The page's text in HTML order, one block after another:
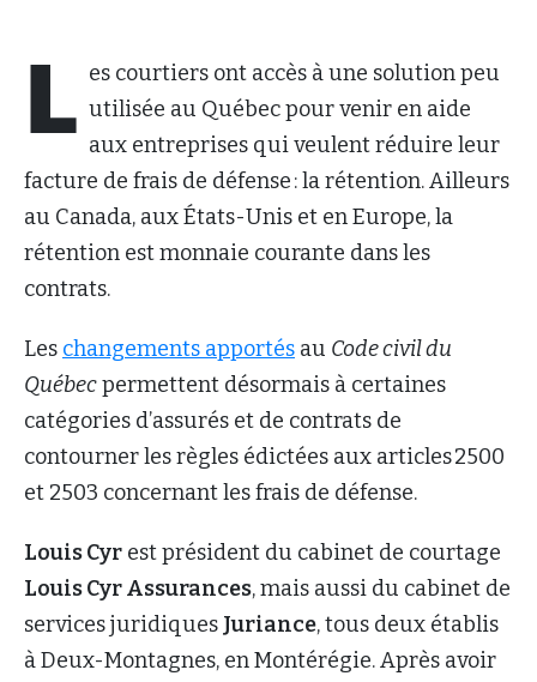
L es courtiers ont accès à une solution peu
utilisée au Québec pour venir en aide
aux entreprises qui veulent réduire leur
facture de frais de défense : la rétention. Ailleurs
au Canada, aux États-Unis et en Europe, la
rétention est monnaie courante dans les
contrats.
Les changements apportés au Code civil du
Québecpermettent désormais à certaines
catégories d’assurés et de contrats de
contourner les règles édictées aux articles 2500
et 2503 concernant les frais de défense.
Louis Cyr est président du cabinet de courtage
Louis Cyr Assurances, mais aussi du cabinet de
services juridiques Juriance, tous deux établis
à Deux-Montagnes, en Montérégie. Après avoir